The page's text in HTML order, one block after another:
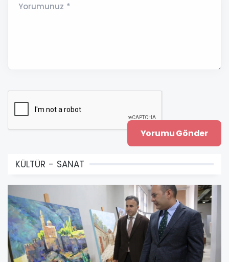
Yorumunuz *
KÜLTÜR - SANAT